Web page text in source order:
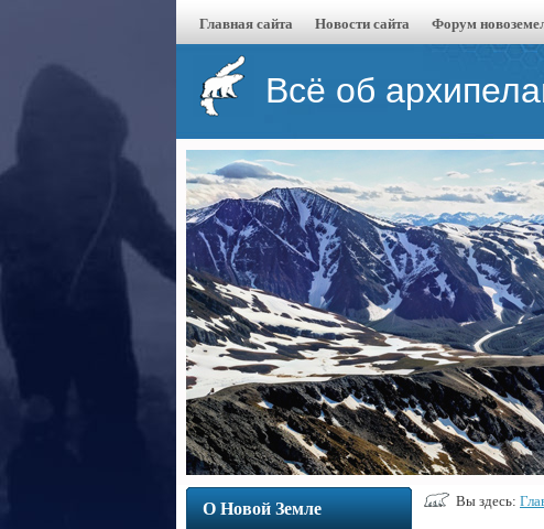
Главная сайта Новости сайта Форум
Всё об
О Новой Земле Вы здесь: